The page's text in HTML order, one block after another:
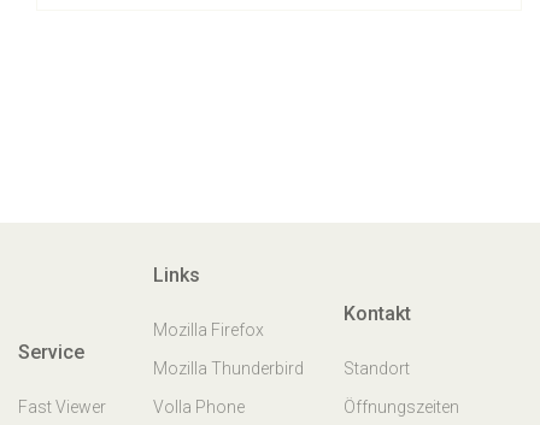
Service
Fast Viewer
Links
Mozilla Firefox
Mozilla Thunderbird
Volla Phone
Kontakt
Standort
Öffnungszeiten